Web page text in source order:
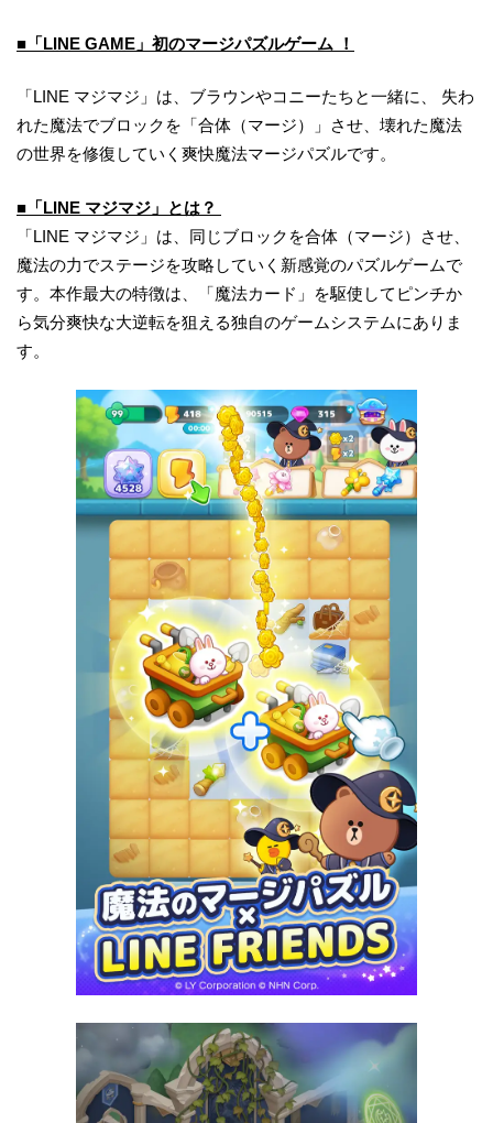
■「LINE GAME」初のマージパズルゲーム ！
「LINE マジマジ」は、ブラウンやコニーたちと一緒に、 失わ
れた魔法でブロックを「合体（マージ）」させ、壊れた魔法
の世界を修復していく爽快魔法マージパズルです。
■「LINE マジマジ」とは？
「LINE マジマジ」は、同じブロックを合体（マージ）させ、
魔法の力でステージを攻略していく新感覚のパズルゲームで
す。本作最大の特徴は、「魔法カード」を駆使してピンチか
ら気分爽快な大逆転を狙える独自のゲームシステムにありま
す。